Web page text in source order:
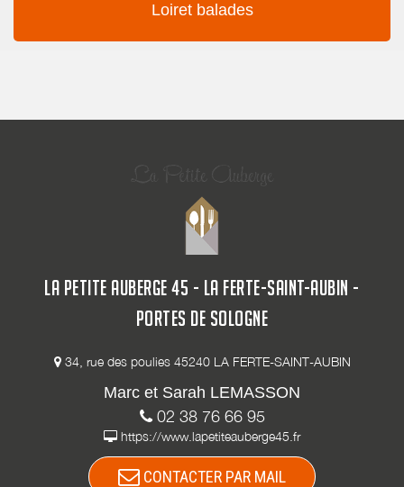
Loiret balades
LA PETITE AUBERGE 45 - LA FERTE-SAINT-AUBIN -
PORTES DE SOLOGNE
34, rue des poulies 45240 LA FERTE-SAINT-AUBIN
Marc et Sarah LEMASSON
02 38 76 66 95
https://www.lapetiteauberge45.fr
CONTACTER PAR MAIL